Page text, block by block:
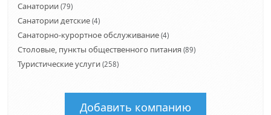
Санатории (79)
Санатории детские (4)
Санаторно-курортное обслуживание (4)
Столовые, пункты общественного питания (89)
Туристические услуги (258)
Добавить компанию